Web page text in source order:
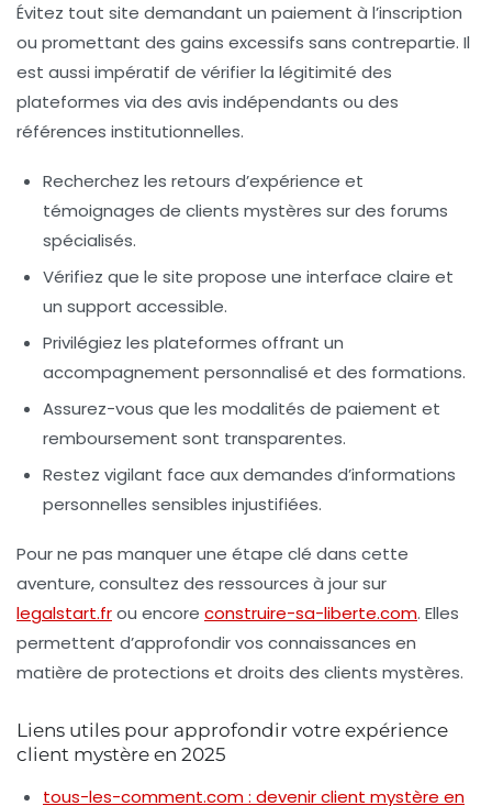
Évitez tout site demandant un paiement à l’inscription
ou promettant des gains excessifs sans contrepartie. Il
est aussi impératif de vérifier la légitimité des
plateformes via des avis indépendants ou des
références institutionnelles.
Recherchez les retours d’expérience et
témoignages de clients mystères sur des forums
spécialisés.
Vérifiez que le site propose une interface claire et
un support accessible.
Privilégiez les plateformes offrant un
accompagnement personnalisé et des formations.
Assurez-vous que les modalités de paiement et
remboursement sont transparentes.
Restez vigilant face aux demandes d’informations
personnelles sensibles injustifiées.
Pour ne pas manquer une étape clé dans cette
aventure, consultez des ressources à jour sur
legalstart.frou encore construire-sa-liberte.com. Elles
permettent d’approfondir vos connaissances en
matière de protections et droits des clients mystères.
Liens utiles pour approfondir votre expérience
client mystère en 2025
tous-les-comment.com : devenir client mystère en